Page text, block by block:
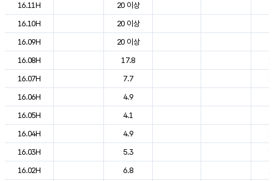
16.11H
20 이상
16.10H
20 이상
16.09H
20 이상
16.08H
17.8
16.07H
7.7
16.06H
4.9
16.05H
4.1
16.04H
4.9
16.03H
5.3
16.02H
6.8